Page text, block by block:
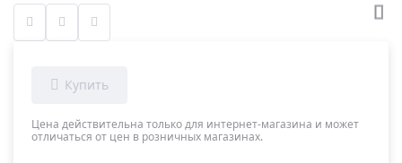
Цена действительна только для интернет-магазина и может
отличаться от цен в розничных магазинах.